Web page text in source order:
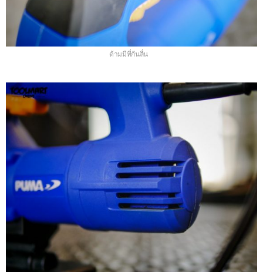
ด้ามมีที่กันลื่น